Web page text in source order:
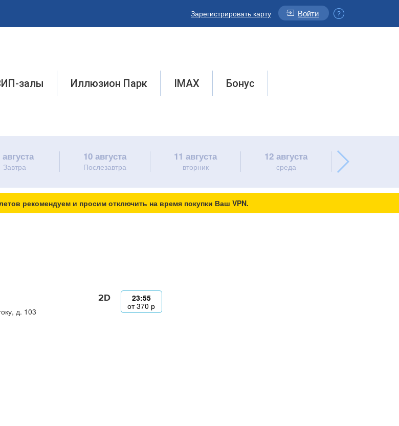
Зарегистрировать карту Войти
залы Иллюзион Парк IMAX Бонус
августа
Завтра
10 августа
Послезавтра
11 августа
вторник
12 августа
среда
рекомендуем и просим отключить на время покупки Ваш VPN.
д. 103
2D
23:55
от370 р